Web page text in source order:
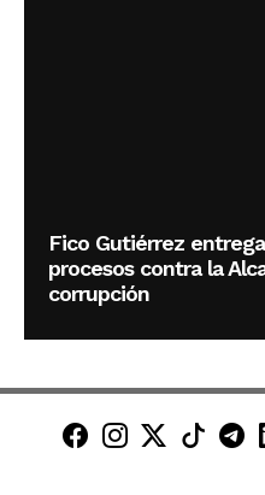
Fico Gutiérrez
procesos contra la
corrupción
Minuto30 en
Minuto30